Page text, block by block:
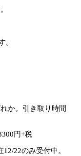
。
か。引き取り時間
円+税
22のみ受付中。